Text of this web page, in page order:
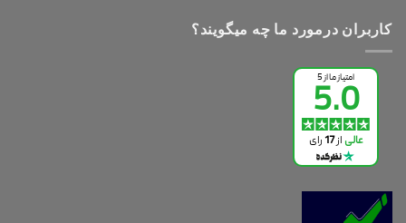
کاربران درمورد ما چه میگویند؟